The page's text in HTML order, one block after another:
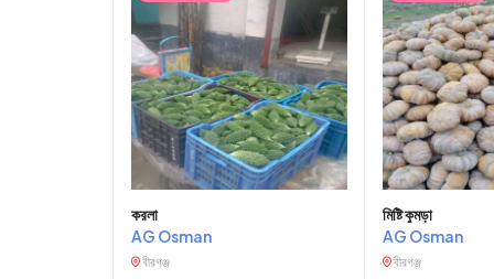
করলা
AG Osman
বীরগঞ্জ
মিষ্টি কুমড়া
AG Osman
বীরগঞ্জ